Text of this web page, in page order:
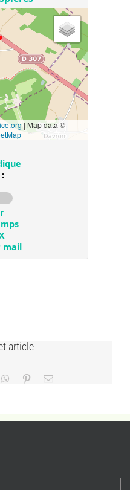
article
WhatsApp
PinterestEmail